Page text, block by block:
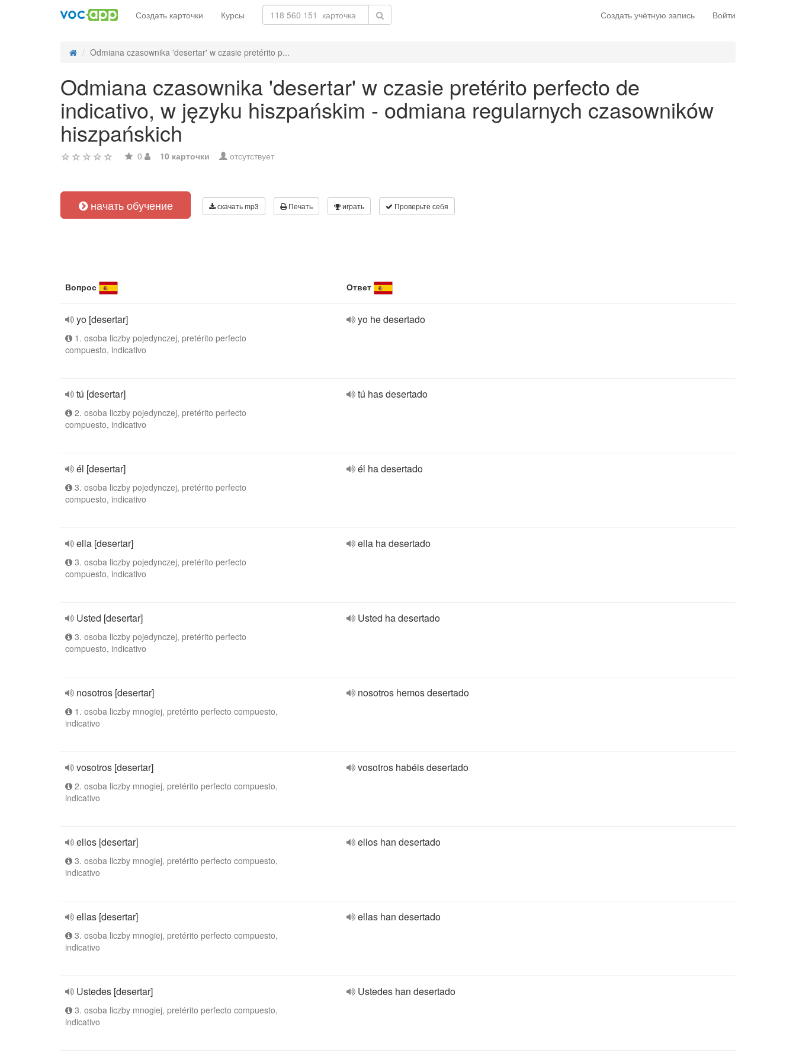
Создать учётную запись Войти
Создать карточки Курсы
Odmiana czasownika 'desertar' w czasie pretérito p...
Odmiana czasownika 'desertar' w czasie pretérito perfecto de
indicativo, w języku hiszpańskim - odmiana regularnych czasowników
hiszpańskich
0 10 карточки отсутствует
начать обучение скачать mp3 Печать играть Проверьте себя
Вопрос Ответ
yo [desertar]
1. osoba liczby pojedynczej, pretérito perfecto
compuesto, indicativo
yo he desertado
tú [desertar]
2. osoba liczby pojedynczej, pretérito perfecto
compuesto, indicativo
tú has desertado
él [desertar]
3. osoba liczby pojedynczej, pretérito perfecto
compuesto, indicativo
él ha desertado
ella [desertar]
3. osoba liczby pojedynczej, pretérito perfecto
compuesto, indicativo
ella ha desertado
Usted [desertar]
3. osoba liczby pojedynczej, pretérito perfecto
compuesto, indicativo
Usted ha desertado
nosotros [desertar]
1. osoba liczby mnogiej, pretérito perfecto compuesto,
indicativo
nosotros hemos desertado
vosotros [desertar]
2. osoba liczby mnogiej, pretérito perfecto compuesto,
indicativo
vosotros habéis desertado
ellos [desertar]
3. osoba liczby mnogiej, pretérito perfecto compuesto,
indicativo
ellos han desertado
ellas [desertar]
3. osoba liczby mnogiej, pretérito perfecto compuesto,
indicativo
ellas han desertado
Ustedes [desertar]
3. osoba liczby mnogiej, pretérito perfecto compuesto,
indicativo
Ustedes han desertado